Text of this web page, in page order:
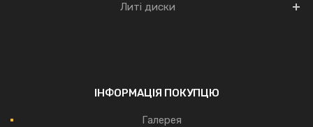
Литі диски
ІНФОРМАЦІЯ ПОКУПЦЮ
Галерея